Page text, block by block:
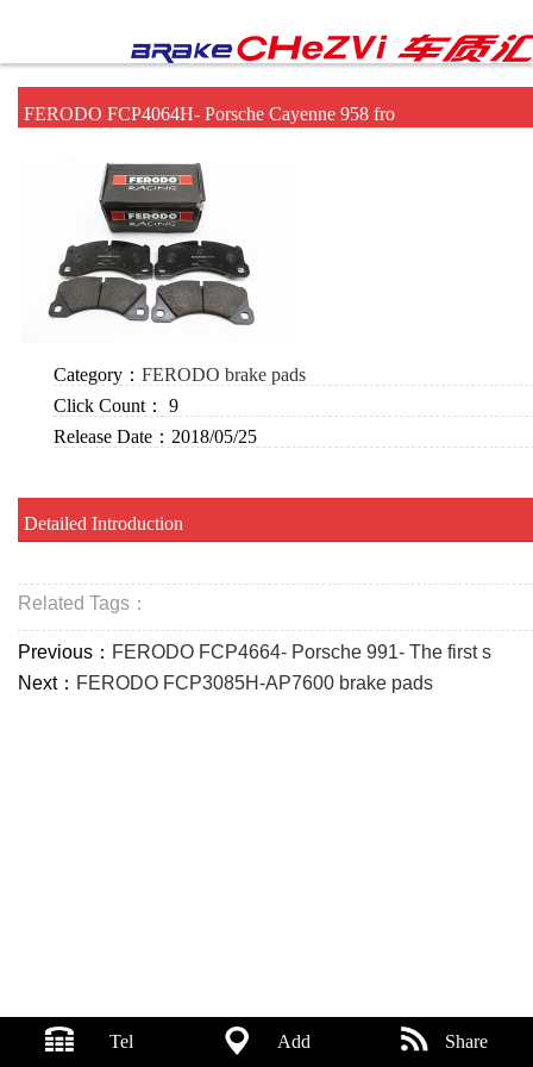
FERODO FCP4064H- Porsche Cayenne 958 fro
Category： FERODO brake pads
Click Count：
9
Release Date： 2018/05/25
Detailed Introduction
Related Tags：
Previous： FERODO FCP4664- Porsche 991- The first s
Next： FERODO FCP3085H-AP7600 brake pads
Tel Add Share